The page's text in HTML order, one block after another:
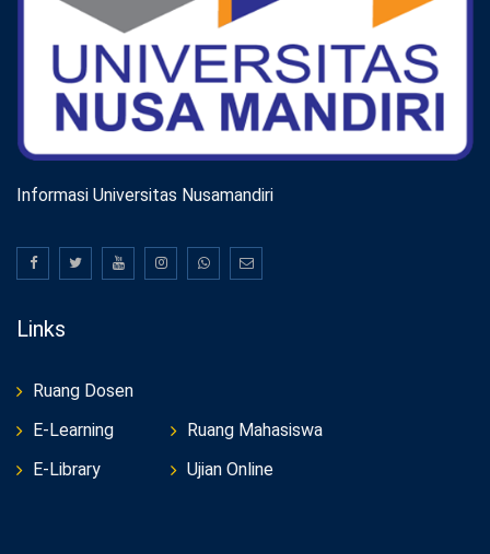
Informasi Universitas Nusamandiri
Links
Ruang Dosen
E-Learning
E-Library
Ruang Mahasiswa
Ujian Online